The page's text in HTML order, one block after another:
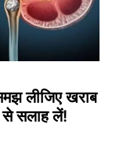
लीजिए खराब
से सलाह लें!